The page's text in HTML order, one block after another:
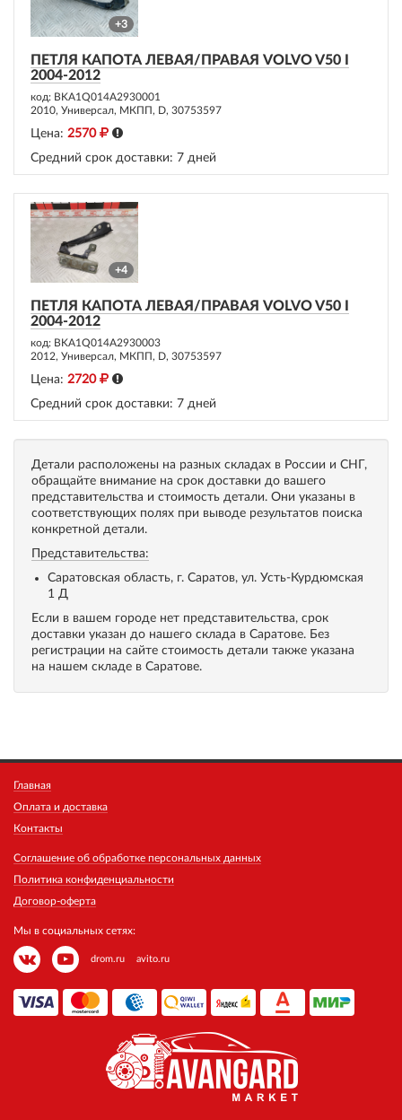
+3
ПЕТЛЯ КАПОТА ЛЕВАЯ/ПРАВАЯ VOLVO V50 I
2004-2012
код: BKA1Q014A2930001
2010, Универсал, МКПП, D, 30753597
Цена: 2570
Средний срок доставки: 7 дней
+4
ПЕТЛЯ КАПОТА ЛЕВАЯ/ПРАВАЯ VOLVO V50 I
2004-2012
код: BKA1Q014A2930003
2012, Универсал, МКПП, D, 30753597
Цена: 2720
Средний срок доставки: 7 дней
Детали расположены на разных складах в России и СНГ,
обращайте внимание на срок доставки до вашего
представительства и стоимость детали. Они указаны в
соответствующих полях при выводе результатов поиска
конкретной детали.
Представительства:
Саратовская область, г. Саратов, ул. Усть-Курдюмская
1 Д
Если в вашем городе нет представительства, срок
доставки указан до нашего склада в Саратове. Без
регистрации на сайте стоимость детали также указана
на нашем складе в Саратове.
Главная
Оплата и доставка
Контакты
Соглашение об обработке персональных данных
Политика конфиденциальности
Договор-оферта
Мы в социальных сетях:
drom.ru avito.ru